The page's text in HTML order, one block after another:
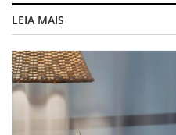
LEIA MAIS